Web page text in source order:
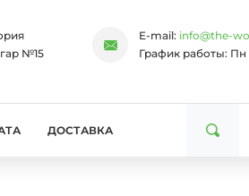
№15
E-mail: info@the-
График работы: Пн
ДОСТАВКА